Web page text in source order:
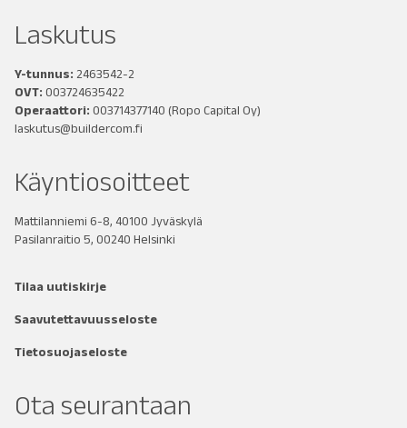
Laskutus
Y-tunnus: 2463542-2
OVT: 003724635422
Operaattori: 003714377140 (Ropo Capital Oy)
laskutus@buildercom.fi
Käyntiosoitteet
Mattilanniemi 6-8, 40100 Jyväskylä
Pasilanraitio 5, 00240 Helsinki
Tilaa uutiskirje
Saavutettavuusseloste
Tietosuojaseloste
Ota seurantaan